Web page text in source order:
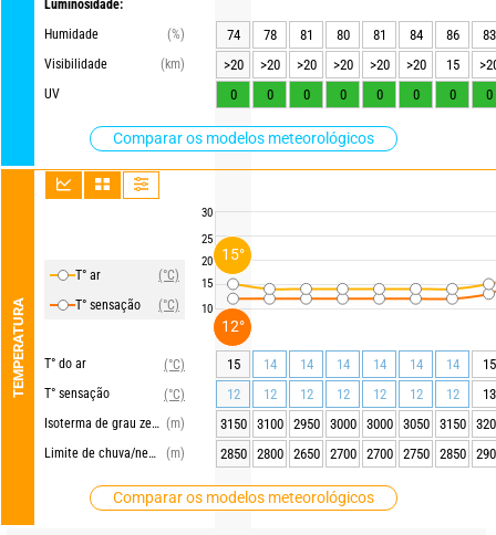
Luminosidade:
Humidade
(%)
Visibilidade
(km)
UV
Comparar os modelos meteorológicos
TEMPERATURA
T° ar
(°C)
T° sensação
(°C)
T° do ar
(°C)
T° sensação
(°C)
Isoterma de grau zero (m)
Limite de chuva/neve
(m)
Comparar os modelos meteorológicos
30
25
20
15
10
74 78 81 80 81 84 86
83
>20
>20 >20 >20 >20 >20 15
0
0 0 0 0 0 0 0
15 14 14 14 14 14 14
15
12
12 12 12 12 12 12
13
3150
3100 2950 3000 3000 3050 3150
2850
2800 2650 2700 2700 2750 2850
15°
12°